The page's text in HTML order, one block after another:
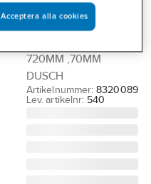
ORAS APOLLO
DUSCHSET FRK 540
720MM ,70MM
DUSCH
Artikelnummer: 8320089
Lev. artikelnr: 540
Acceptera alla cookies